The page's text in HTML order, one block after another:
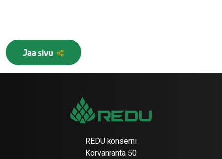
Jaa sivu
REDU konserni
Korvanranta 50